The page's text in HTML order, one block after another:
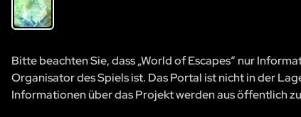
Bitte beachten Sie, dass „World of Escapes“ nur
Organisator des Spiels ist. Das Portal ist nicht in der
Informationen über das Projekt werden aus öffentlich